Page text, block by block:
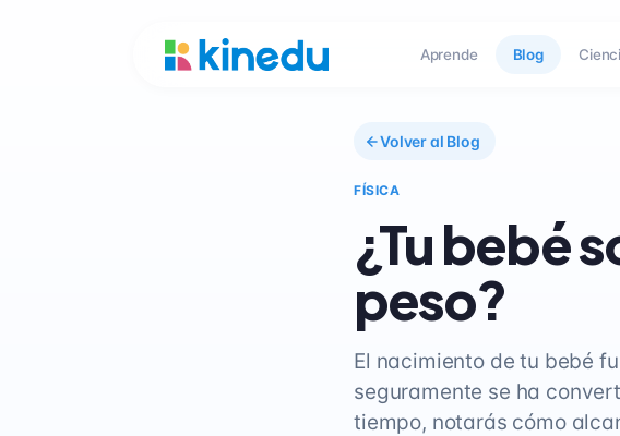
Aprende Blog
Volver al Blog
FÍSICA
¿Tu bebé
peso?
El nacimiento de tu bebé
seguramente se ha
tiempo, notarás cómo